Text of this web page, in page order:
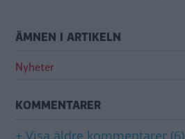
ÄMNEN I ARTIKELN
Nyheter
KOMMENTARER